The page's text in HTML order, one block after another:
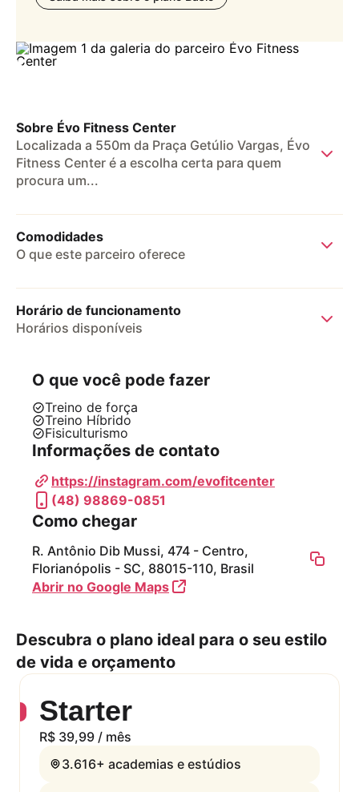
Sobre Évo Fitness Center
Localizada a 550m da Praça Getúlio Vargas, Évo
Fitness Center é a escolha certa para quem
procura um...
Localizada a 550m da Praça Getúlio
Vargas, Évo Fitness Center é a escolha
certa para quem procura uma academia
completa. Oferece musculação, com uma
agendamento para participar das
atividades.
Comodidades
O que este parceiro oferece
Armários
Personal trainer
Vestiário
Wi-Fi
Horário de funcionamento
Horários disponíveis
Segunda-feira
Terça-feira
Quarta-feira
06:30 - 21:00
Quinta-feira
Sexta-feira
Sábado
Domingo
Os horários de funcionamento podem
Entre em contato com o parceiro para
mais informações.
O que você pode fazer
Treino de força
Treino Híbrido
Fisiculturismo
Informações de contato
https://instagram.com/evofitcenter
(48) 98869-0851
Como chegar
R. Antônio Dib Mussi, 474 - Centro,
Florianópolis - SC, 88015-110, Brasil
Abrir no Google Maps
Descubra o plano ideal para o seu estilo
de vida e orçamento
Starter
R$ 39,99 / mês
3.616+ academias e estúdios